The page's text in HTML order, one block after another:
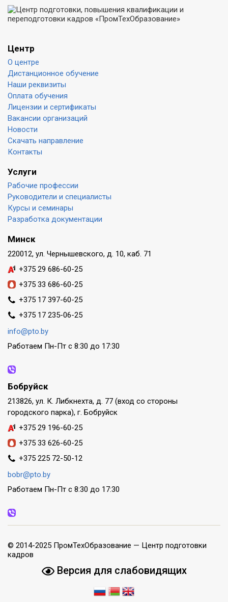
Центр
О центре
Дистанционное обучение
Наши реквизиты
Оплата обучения
Лицензии и сертификаты
Вакансии организаций
Новости
Скачать направление
Контакты
Услуги
Рабочие профессии
Руководители и специалисты
Курсы и семинары
Разработка документации
Минск
220012, ул. Чернышевского, д. 10, каб. 71
+375 29 686-60-25
+375 33 686-60-25
+375 17 397-60-25
+375 17 235-06-25
info@pto.by
Работаем Пн-Пт с 8:30 до 17:30
Бобруйск
213826, ул. К. Либкнехта, д. 77 (вход со стороны
городского парка), г. Бобруйск
+375 29 196-60-25
+375 33 626-60-25
+375 225 72-50-12
bobr@pto.by
Работаем Пн-Пт с 8:30 до 17:30
© 2014-2025 ПромТехОбразование — Центр подготовки
кадров
Версия для слабовидящих